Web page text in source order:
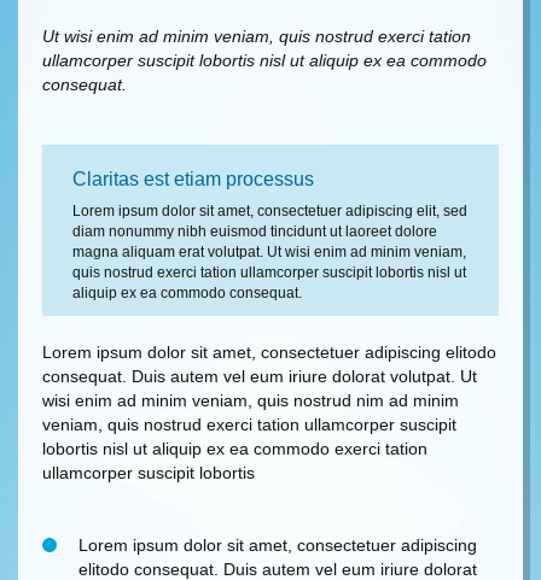
Ut wisi enim ad minim veniam, quis nostrud exerci tation
ullamcorper suscipit lobortis nisl ut aliquip ex ea commodo
consequat.
Claritas est etiam processus
Lorem ipsum dolor sit amet, consectetuer adipiscing elit, sed
diam nonummy nibh euismod tincidunt ut laoreet dolore
magna aliquam erat volutpat. Ut wisi enim ad minim veniam,
quis nostrud exerci tation ullamcorper suscipit lobortis nisl ut
aliquip ex ea commodo consequat.
Lorem ipsum dolor sit amet, consectetuer adipiscing elitodo
consequat. Duis autem vel eum iriure dolorat volutpat. Ut
wisi enim ad minim veniam, quis nostrud nim ad minim
veniam, quis nostrud exerci tation ullamcorper suscipit
lobortis nisl ut aliquip ex ea commodo exerci tation
ullamcorper suscipit lobortis
Lorem ipsum dolor sit amet, consectetuer adipiscing
elitodo consequat. Duis autem vel eum iriure dolorat